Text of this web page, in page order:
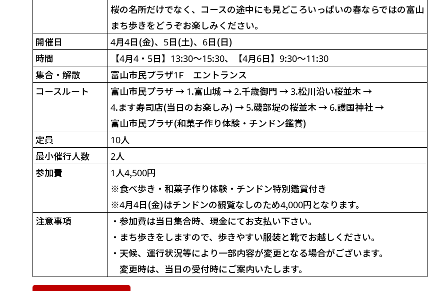
桜の名所だけでなく、コースの途中にも見どころいっぱいの春ならではの富山
まち歩きをどうぞお楽しみください。
開催日
4月4日(金)、 5日(土)、 6日(日)
時間
【4月4・5日】13:30～15:30、
【4月6日】9:30～11:30
集合・ 解散 富山市民プラザ1F エントランス
コースルート 富山市民プラザ →1.富山城→2.千歳御門 →3.松川沿い桜並木→
4.ます寿司店(当日のお楽しみ)→5.磯部堤の桜並木→6.護国神社→
富山市民プラザ(和菓子作り体験・チンドン鑑賞)
定員
10人
最小催行人数
2人
参加費
1人4,500円
※食べ歩き・和菓子作り体験・チンドン特別鑑賞付き
※4月4日(金)はチンドンの観覧なしのため4,000円となります。
注意事項
・ 参加費は当日集合時、現金にてお支払い下さい。
・ まち歩きをしますので、歩きやすい服装と靴でお越しください。
・ 天候、運行状況等により一部内容が変更となる場合がございます。
変更時は、当日の受付時にご案内いたします。